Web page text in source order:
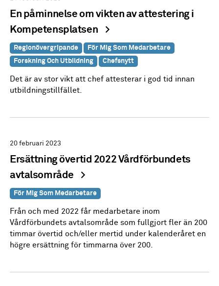
En påminnelse om vikten av attestering i
Kompetensplatsen
Regionövergripande
För Mig Som Medarbetare
Forskning Och Utbildning
Chefsnytt
Det är av stor vikt att chef attesterar i god tid innan
utbildningstillfället.
20 februari 2023
Ersättning övertid 2022 Vårdförbundets
avtalsområde
För Mig Som Medarbetare
Från och med 2022 får medarbetare inom
Vårdförbundets avtalsområde som fullgjort fler än 200
timmar övertid och/eller mertid under kalenderåret en
högre ersättning för timmarna över 200.